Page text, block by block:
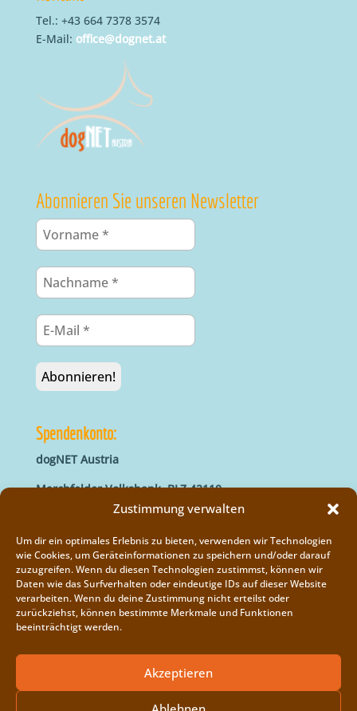
Zustimmung verwalten
Um dir ein optimales Erlebnis zu bieten, verwenden wir Technologien
wie Cookies, um Geräteinformationen zu speichern und/oder darauf
zuzugreifen. Wenn du diesen Technologien zustimmst, können wir
Daten wie das Surfverhalten oder eindeutige IDs auf dieser Website
verarbeiten. Wenn du deine Zustimmung nicht erteilst oder
zurückziehst, können bestimmte Merkmale und Funktionen
beeinträchtigt werden.
Akzeptieren
Tel.: +43 664 7378 3574
E-Mail: office@dognet.at
Abonnieren Sie unseren Newsletter
Spendenkonto:
dogNET Austria
Marchfelder Volksbank, BLZ 42110
IBAN: AT66 4211 0421 5000 0000
Cookie-Richtlinie (EU)